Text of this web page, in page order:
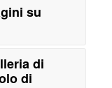
su
di
di